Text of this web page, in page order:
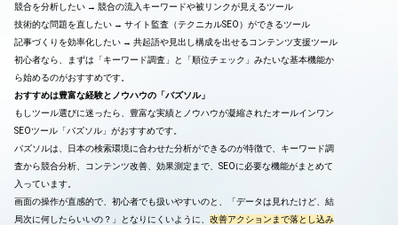
競合を分析したい → 競合の流入キーワードや被リンクが見えるツール
技術的な問題を直したい → サイト監査（テクニカルSEO）ができるツール
記事づくりを効率化したい → 共起語や見出し構成を出せるコンテンツ支援ツール
初心者なら、まずは「キーワード調査」と「順位チェック」みたいな基本機能か
ら始めるのがおすすめです。
おすすめは豊富な経験とノウハウの「バズソル」
もしツール選びに迷ったら、豊富な実績とノウハウが凝縮されたオールインワン
SEOツール「バズソル」がおすすめです。
バズソルは、日本の検索環境に合わせた分析ができるのが特徴で、キーワード調
査から競合分析、コンテンツ改善、効果測定まで、SEOに必要な機能がまとめて
入っています。
画面の操作が直感的で、初心者でも扱いやすいのと、「データは見れたけど、結
局次に何したらいいの？」となりにくいように、 改善アクションまで落とし込み